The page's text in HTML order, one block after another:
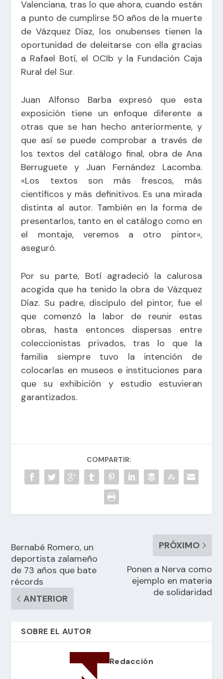
Valenciana, tras lo que ahora, cuando están
a punto de cumplirse 50 años de la muerte
de Vázquez Díaz, los onubenses tienen la
oportunidad de deleitarse con ella gracias
a Rafael Botí, el OCIb y la Fundación Caja
Rural del Sur.
Juan Alfonso Barba expresó que esta
exposición tiene un enfoque diferente a
otras que se han hecho anteriormente, y
que así se puede comprobar a través de
los textos del catálogo final, obra de Ana
Berruguete y Juan Fernández Lacomba.
«Los textos son más frescos, más
científicos y más definitivos. Es una mirada
distinta al autor. También en la forma de
presentarlos, tanto en el catálogo como en
el montaje, veremos a otro pintor»,
aseguró.
Por su parte, Botí agradeció la calurosa
acogida que ha tenido la obra de Vázquez
Díaz. Su padre, discípulo del pintor, fue el
que comenzó la labor de reunir estas
obras, hasta entonces dispersas entre
coleccionistas privados, tras lo que la
familia siempre tuvo la intención de
colocarlas en museos e instituciones para
que su exhibición y estudio estuvieran
garantizados.
COMPARTIR:
Bernabé Romero, un
deportista zalameño
de 73 años que bate
récords
ANTERIOR
PRÓXIMO
Ponen a Nerva como
ejemplo en materia
de solidaridad
SOBRE EL AUTOR
Redacción